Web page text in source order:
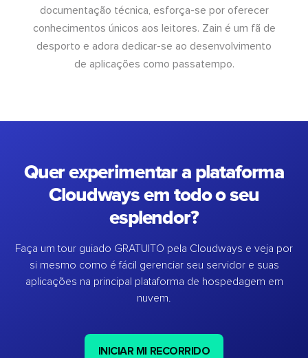
documentação técnica, esforça-se por oferecer
conhecimentos únicos aos leitores. Zain é um fã de
desporto e adora dedicar-se ao desenvolvimento
de aplicações como passatempo.
Quer experimentar a plataforma
Cloudways em todo o seu
esplendor?
Faça um tour guiado GRATUITO pela Cloudways e veja por
si mesmo como é fácil gerenciar seu servidor e suas
aplicações na principal plataforma de hospedagem em
nuvem.
INICIAR MI RECORRIDO